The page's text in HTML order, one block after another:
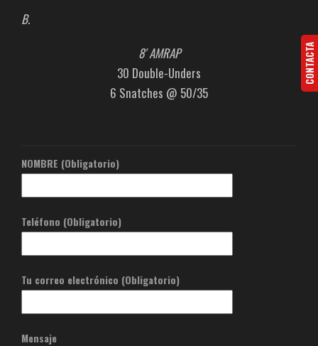
B.
8′ AMRAP
30 Double-Unders
6 Snatches @ 50/35
NOMBRE (Obligatorio)
Teléfono (Obligatorio)
Tu correo electrónico (Obligatorio)
Mensaje
CONTACTA